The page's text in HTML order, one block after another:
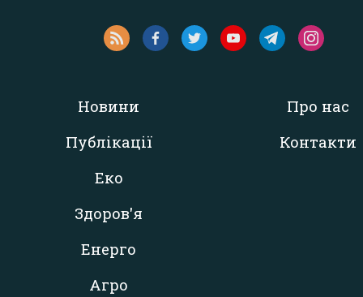
Новини
Публікації
Еко
Здоров'я
Енерго
Агро
Про нас
Контакти